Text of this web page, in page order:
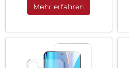
Mehr erfahren